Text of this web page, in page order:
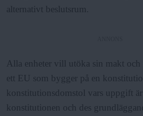
alternativt beslutsrum.
Alla enheter vill utöka sin makt och
ett EU som bygger på en
konstitutionsdomstol vars uppgift
konstitutionen och des